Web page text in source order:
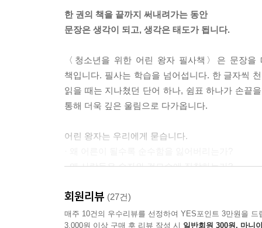
한 권의 책을 끝까지 써내려가는 동안
문장은 생각이 되고, 생각은 태도가 됩니다.
〈청소년을 위한 어린 왕자 필사책〉은 문장
책입니다. 필사는 학습을 넘어섭니다. 한 글자씩
읽을 때는 지나쳤던 단어 하나, 쉼표 하나가 손끝
통해 더욱 깊은 울림으로 다가옵니다.
어린 왕자는 우리에게 묻습니다.
· 왜 사람들은 숫자와 겉모습에 집착하는가?
작품 속 어린 왕자가 만나는 어른들은 권력, 숫
회원리뷰 (27건)
매주 10건의 우수리뷰를 선정하여 YES포인트 3만원을 드
3,000원 이상 구매 후 리뷰 작성 시 일반회원 300원, 마니